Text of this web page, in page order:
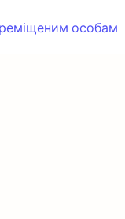
особам